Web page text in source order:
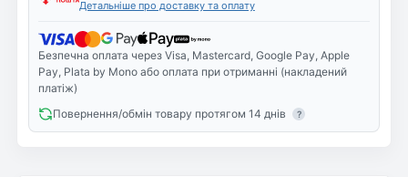
Детальніше про доставку та оплату
Безпечна оплата через Visa, Mastercard, Google Pay, Apple
Pay, Plata by Mono або оплата при отриманні (накладений
платіж)
Повернення/обмін товару протягом 14 днів
?